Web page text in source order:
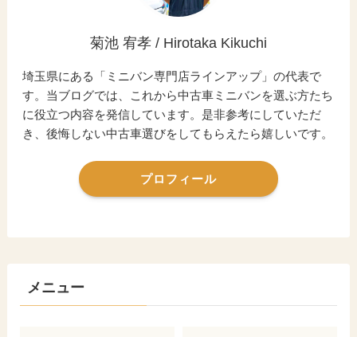
菊池 宥孝 / Hirotaka Kikuchi
埼玉県にある「ミニバン専門店ラインアップ」の代表で
す。当ブログでは、これから中古車ミニバンを選ぶ方たち
に役立つ内容を発信しています。是非参考にしていただ
き、後悔しない中古車選びをしてもらえたら嬉しいです。
プロフィール
メニュー